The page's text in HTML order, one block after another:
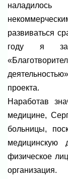
развиваться
году я
проекта.
Наработав
медицине,
больницы,
медицинскую
физическое
организация.